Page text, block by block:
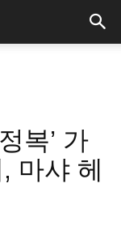
복’ 가
마샤 헤